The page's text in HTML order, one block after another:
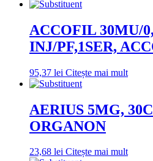
ACCOFIL 30MU/
INJ/PF,1SER,
95,37 lei Citește mai mult
AERIUS 5MG,
ORGANON
23,68 lei Citește mai mult